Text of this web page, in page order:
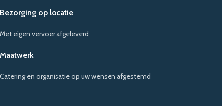
Bezorging op locatie
Met eigen vervoer afgeleverd
Maatwerk
Catering en organisatie op uw wensen afgestemd